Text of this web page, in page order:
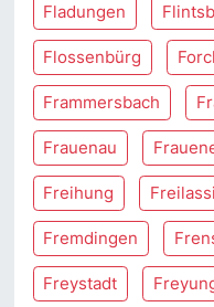
Fladungen
Flossenbürg
Frammersbach
Frauenau
Freihung
Fremdingen
Freystadt